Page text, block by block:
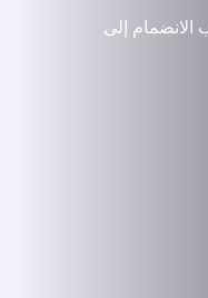
الانضمام إلى